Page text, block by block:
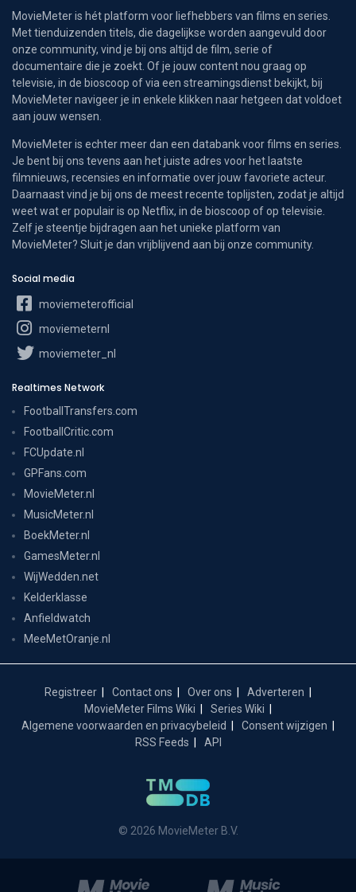
MovieMeter is hét platform voor liefhebbers van films en series.
Met tienduizenden titels, die dagelijkse worden aangevuld door
onze community, vind je bij ons altijd de film, serie of
documentaire die je zoekt. Of je jouw content nou graag op
televisie, in de bioscoop of via een streamingsdienst bekijkt, bij
MovieMeter navigeer je in enkele klikken naar hetgeen dat voldoet
aan jouw wensen.
MovieMeter is echter meer dan een databank voor films en series.
Je bent bij ons tevens aan het juiste adres voor het laatste
filmnieuws, recensies en informatie over jouw favoriete acteur.
Daarnaast vind je bij ons de meest recente toplijsten, zodat je altijd
weet wat er populair is op Netflix, in de bioscoop of op televisie.
Zelf je steentje bijdragen aan het unieke platform van
MovieMeter? Sluit je dan vrijblijvend aan bij onze community.
Social media
moviemeterofficial
moviemeternl
moviemeter_nl
Realtimes Network
FootballTransfers.com
FootballCritic.com
FCUpdate.nl
GPFans.com
MovieMeter.nl
MusicMeter.nl
BoekMeter.nl
GamesMeter.nl
WijWedden.net
Kelderklasse
Anfieldwatch
MeeMetOranje.nl
Registreer Contact ons Over ons
Adverteren
MovieMeter Films Wiki
Series Wiki
Algemene voorwaarden en privacybeleid
Consent wijzigen
RSS Feeds
API
© 2026 MovieMeter B.V.